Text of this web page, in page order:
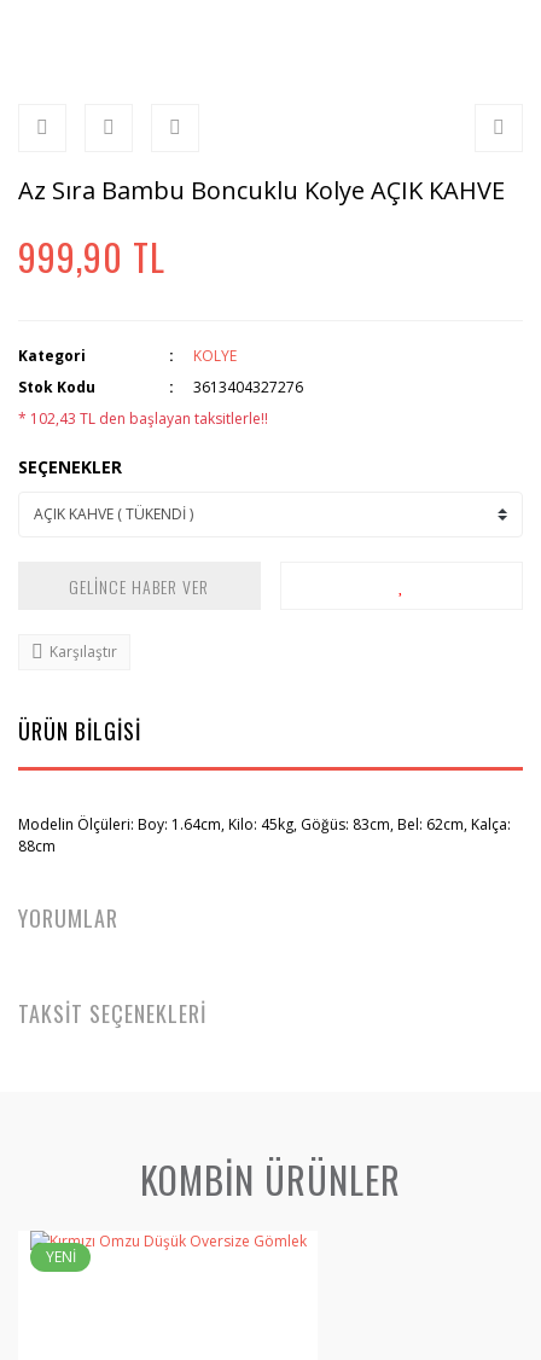
Az Sıra Bambu Boncuklu Kolye AÇIK KAHVE
999,90 TL
Kategori
KOLYE
Stok Kodu
3613404327276
* 102,43 TL den başlayan taksitlerle!!
SEÇENEKLER
GELİNCE HABER VER
Karşılaştır
ÜRÜN BİLGİSİ
Modelin Ölçüleri: Boy: 1.64cm, Kilo: 45kg, Göğüs: 83cm, Bel: 62cm, Kalça:
88cm
YORUMLAR
TAKSİT SEÇENEKLERİ
KOMBİN ÜRÜNLER
YENİ